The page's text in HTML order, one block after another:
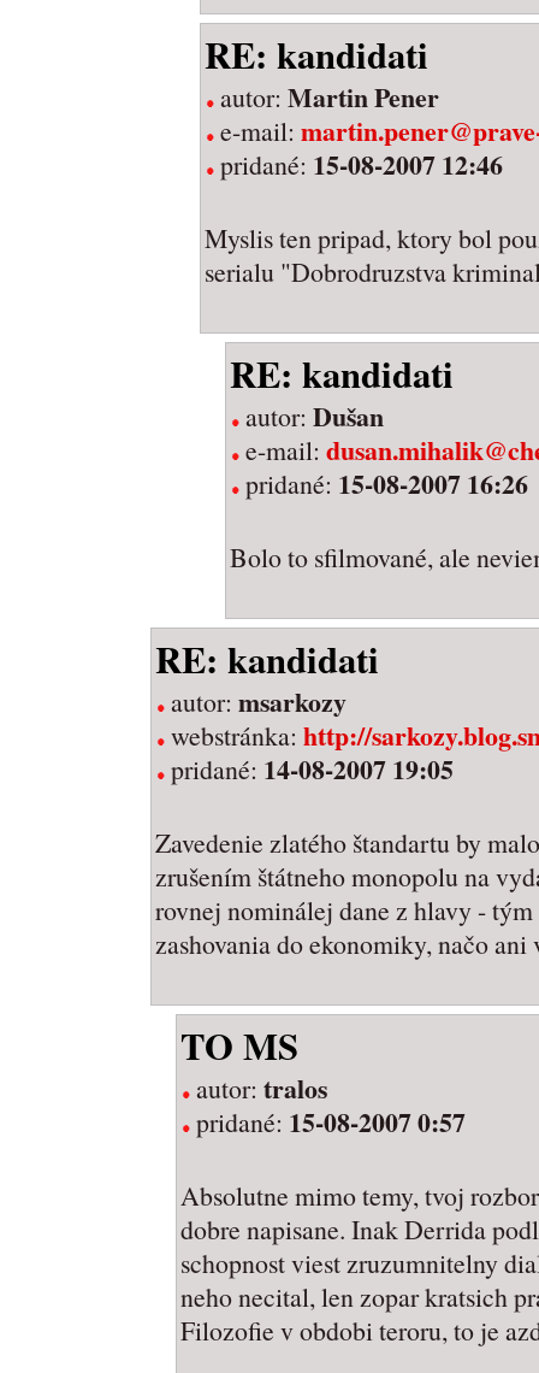
RE: kandidati
autor: Martin Pener
e-mail:
pridané: 15-08-2007 12:46
Myslis ten pripad, ktory bol
serialu "Dobrodruzstva
RE: kandidati
autor: Dušan
e-mail:
pridané: 15-08-2007 16:26
Bolo to sfilmované, ale
RE: kandidati
autor: msarkozy
webstránka: http://
pridané: 14-08-2007 19:05
Zavedenie zlatého štandartu by
zrušením štátneho monopolu na
rovnej nominálej dane z hlavy -
zashovania do ekonomiky, načo ani
TO MS
autor: tralos
pridané: 15-08-2007 0:57
Absolutne mimo temy, tvoj
dobre napisane. Inak Derrida
schopnost viest zruzumnitelny
neho necital, len zopar kratsich
Filozofie v obdobi teroru, to je